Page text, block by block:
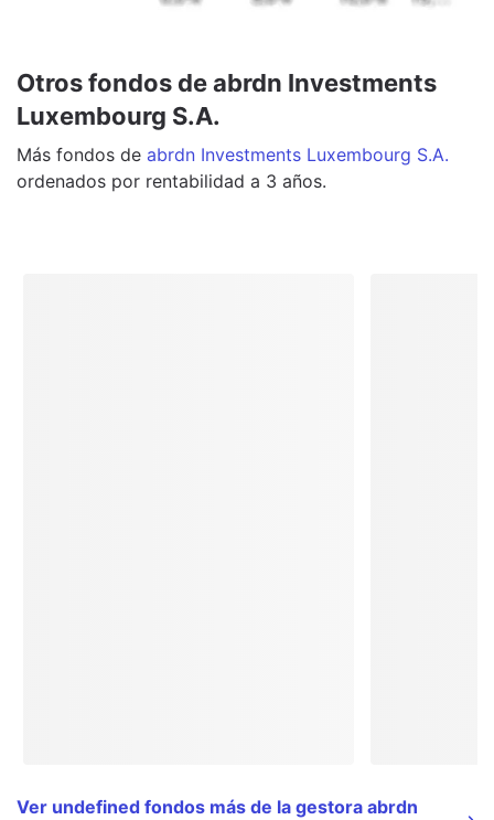
Otros fondos de abrdn Investments
Luxembourg S.A.
Más fondos de abrdn Investments Luxembourg S.A.
ordenados por rentabilidad a 3 años.
Ver undefined fondos más de la gestora abrdn